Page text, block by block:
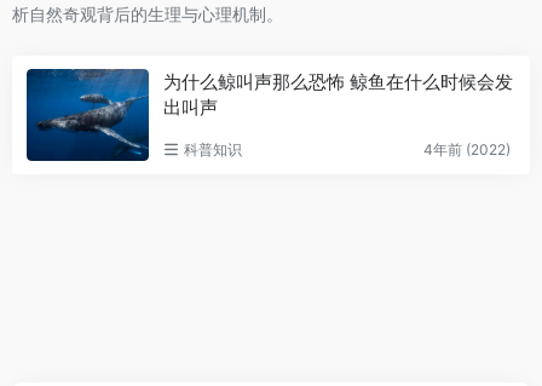
析自然奇观背后的生理与心理机制。
为什么鲸叫声那么恐怖 鲸鱼在什么时候会发
出叫声
科普知识 4年前 (2022)